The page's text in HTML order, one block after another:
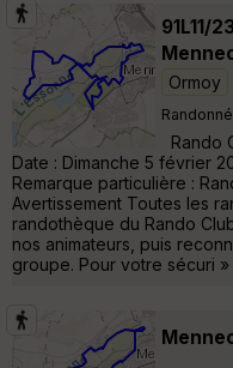
91L11/
Ormoy
Rando
Date : Dimanche 5 février
Remarque particulière :
Avertissement Toutes les
randothèque du Rando
nos animateurs, puis
groupe. Pour votre sécuri »